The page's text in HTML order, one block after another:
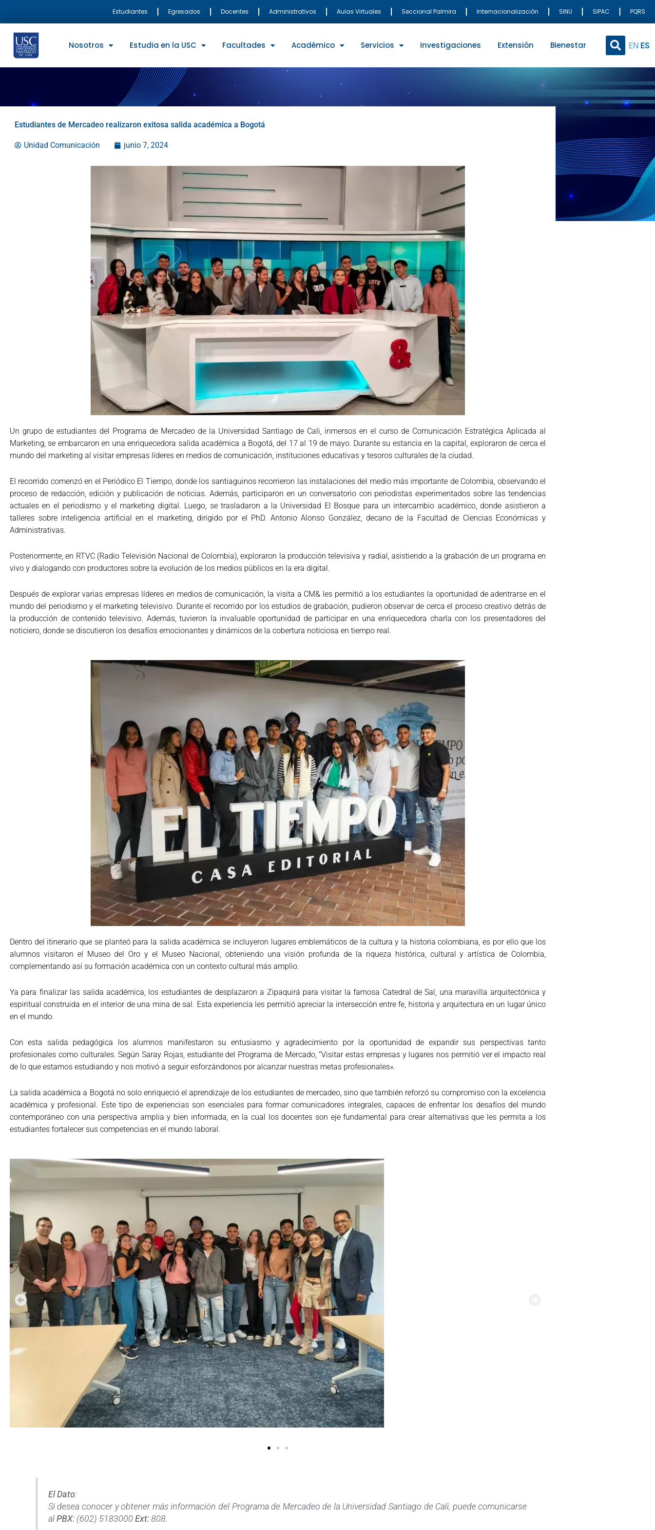
contenido
Estudiantes Egresados Docentes Administrativos Aulas Virtuales Seccional Palmira Internacionalización SINU SIPAC PQRS
Nosotros Estudia en la USC Facultades Académico Servicios Investigaciones Extensión Bienestar EN ES
Estudiantes de Mercadeo realizaron exitosa salida académica a Bogotá
Unidad Comunicación junio 7, 2024
Un grupo de estudiantes del Programa de Mercadeo de la Universidad Santiago de Cali, inmersos en el curso de Comunicación Estratégica Aplicada al
Marketing, se embarcaron en una enriquecedora salida académica a Bogotá, del 17 al 19 de mayo. Durante su estancia en la capital, exploraron de cerca el
mundo del marketing al visitar empresas líderes en medios de comunicación, instituciones educativas y tesoros culturales de la ciudad.
El recorrido comenzó en el Periódico El Tiempo, donde los santiaguinos recorrieron las instalaciones del medio más importante de Colombia, observando el
proceso de redacción, edición y publicación de noticias. Además, participaron en un conversatorio con periodistas experimentados sobre las tendencias
actuales en el periodismo y el marketing digital. Luego, se trasladaron a la Universidad El Bosque para un intercambio académico, donde asistieron a
talleres sobre inteligencia artificial en el marketing, dirigido por el PhD. Antonio Alonso González, decano de la Facultad de Ciencias Económicas y
Administrativas.
Posteriormente, en RTVC (Radio Televisión Nacional de Colombia), exploraron la producción televisiva y radial, asistiendo a la grabación de un programa en
vivo y dialogando con productores sobre la evolución de los medios públicos en la era digital.
Después de explorar varias empresas líderes en medios de comunicación, la visita a CM& les permitió a los estudiantes la oportunidad de adentrarse en el
mundo del periodismo y el marketing televisivo. Durante el recorrido por los estudios de grabación, pudieron observar de cerca el proceso creativo detrás de
la producción de contenido televisivo. Además, tuvieron la invaluable oportunidad de participar en una enriquecedora charla con los presentadores del
noticiero, donde se discutieron los desafíos emocionantes y dinámicos de la cobertura noticiosa en tiempo real.
Dentro del itinerario que se planteó para la salida académica se incluyeron lugares emblemáticos de la cultura y la historia colombiana, es por ello que los
alumnos visitaron el Museo del Oro y el Museo Nacional, obteniendo una visión profunda de la riqueza histórica, cultural y artística de Colombia,
complementando así su formación académica con un contexto cultural más amplio.
Ya para finalizar las salida académica, los estudiantes de desplazaron a Zipaquirá para visitar la famosa Catedral de Sal, una maravilla arquitectónica y
espiritual construida en el interior de una mina de sal. Esta experiencia les permitió apreciar la intersección entre fe, historia y arquitectura en un lugar único
en el mundo.
Con esta salida pedagógica los alumnos manifestaron su entusiasmo y agradecimiento por la oportunidad de expandir sus perspectivas tanto
profesionales como culturales. Según Saray Rojas, estudiante del Programa de Mercado, “Visitar estas empresas y lugares nos permitió ver el impacto real
de lo que estamos estudiando y nos motivó a seguir esforzándonos por alcanzar nuestras metas profesionales».
La salida académica a Bogotá no solo enriqueció el aprendizaje de los estudiantes de mercadeo, sino que también reforzó su compromiso con la excelencia
académica y profesional. Este tipo de experiencias son esenciales para formar comunicadores integrales, capaces de enfrentar los desafíos del mundo
contemporáneo con una perspectiva amplia y bien informada, en la cual los docentes son eje fundamental para crear alternativas que les permita a los
estudiantes fortalecer sus competencias en el mundo laboral.
El Dato:
Si desea conocer y obtener más información del Programa de Mercadeo de la Universidad Santiago de Cali, puede comunicarse
al PBX:(602) 5183000 Ext:808.